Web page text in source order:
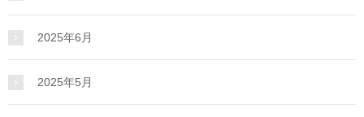
2025年6月
2025年5月